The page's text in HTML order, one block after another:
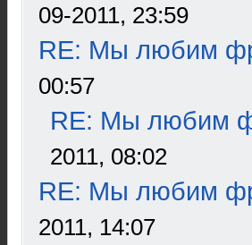
09-2011, 23:59
RE: Мы любим
00:57
RE: Мы любим
2011, 08:02
RE: Мы любим
2011, 14:07